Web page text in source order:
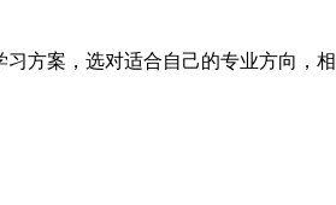
方案，选对适合自己的专业方向，相